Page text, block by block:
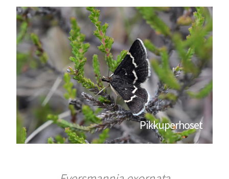
Pikkuperhoset